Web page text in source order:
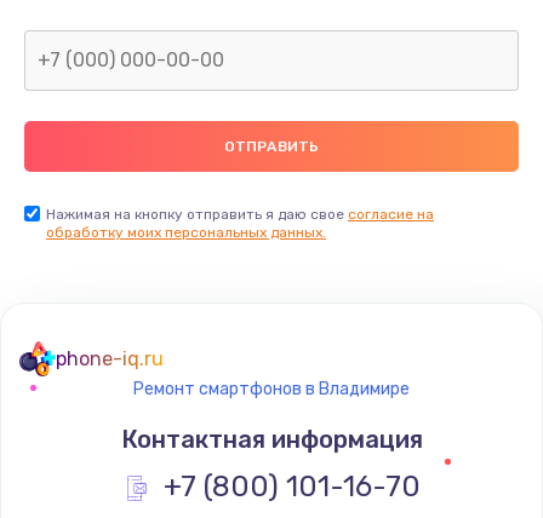
Нажимая на кнопку отправить я даю свое согласие на
обработку моих персональных данных.
phone-iq.ru
Ремонт смартфонов в Владимире
Контактная информация
+7 (800) 101-16-70